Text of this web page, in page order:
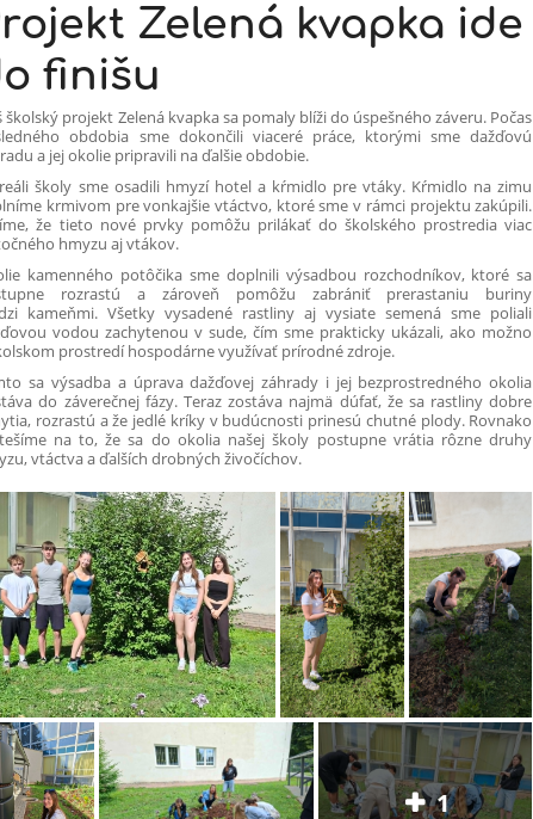
Zelená kvapka ide
finišu
školský projekt Zelená kvapka sa pomaly blíži do úspešného záveru. Počas
obdobia sme dokončili viaceré práce, ktorými sme dažďovú
a jej okolie pripravili na ďalšie obdobie.
školy sme osadili hmyzí hotel a kŕmidlo pre vtáky. Kŕmidlo na zimu
krmivom pre vonkajšie vtáctvo, ktoré sme v rámci projektu zakúpili.
že tieto nové prvky pomôžu prilákať do školského prostredia viac
hmyzu aj vtákov.
kamenného potôčika sme doplnili výsadbou rozchodníkov, ktoré sa
rozrastú a zároveň pomôžu zabrániť prerastaniu buriny
kameňmi. Všetky vysadené rastliny aj vysiate semená sme poliali
vodou zachytenou v sude, čím sme prakticky ukázali, ako možno
prostredí hospodárne využívať prírodné zdroje.
sa výsadba a úprava dažďovej záhrady i jej bezprostredného okolia
do záverečnej fázy. Teraz zostáva najmä dúfať, že sa rastliny dobre
rozrastú a že jedlé kríky v budúcnosti prinesú chutné plody. Rovnako
na to, že sa do okolia našej školy postupne vrátia rôzne druhy
vtáctva a ďalších drobných živočíchov.
1